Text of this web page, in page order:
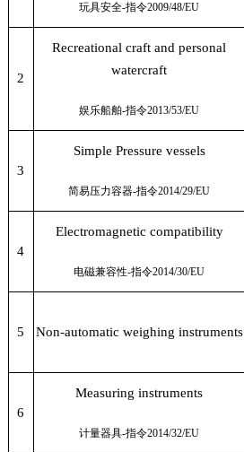
玩具安全-指令2009/48/EU
2
Recreational craft and personal
watercraft
娱乐船舶-指令2013/53/EU
3
Simple Pressure vessels
简易压力容器-指令2014/29/EU
4
Electromagnetic compatibility
电磁兼容性-指令2014/30/EU
5 Non-automatic weighing instruments
6
Measuring instruments
计量器具-指令2014/32/EU